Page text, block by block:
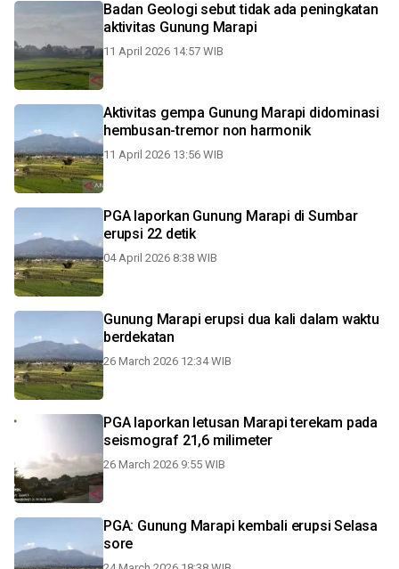
Badan Geologi sebut tidak ada peningkatan
aktivitas Gunung Marapi
11 April 2026 14:57 WIB
Aktivitas gempa Gunung Marapi didominasi
hembusan-tremor non harmonik
11 April 2026 13:56 WIB
PGA laporkan Gunung Marapi di Sumbar
erupsi 22 detik
04 April 2026 8:38 WIB
Gunung Marapi erupsi dua kali dalam waktu
berdekatan
26 March 2026 12:34 WIB
PGA laporkan letusan Marapi terekam pada
seismograf 21,6 milimeter
26 March 2026 9:55 WIB
PGA: Gunung Marapi kembali erupsi Selasa
sore